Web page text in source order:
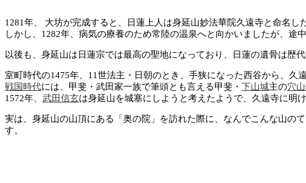
1281年、 大坊が完成すると、日蓮上人は身延山妙法華院久遠寺と命名し
しかし、1282年、病気の療養のため常陸の温泉へと向かいましたが、途
以後も、身延山は日蓮宗では最高の聖地になっており、日蓮の遺骨は歴
室町時代の1475年、11世法主・日朝のとき、手狭になった西谷から、久
戦国時代には、甲斐・武田家一族で筆頭とも言える甲斐・ 下山城主の穴
1572年、 武田信玄は身延山を城塞にしようと考えたようで、久遠寺に明
実は、身延山の山頂にある「奥の院」を訪れた際に、なんでこんな山の
す。